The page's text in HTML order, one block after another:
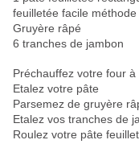
feuilletée facile
Gruyère râpé
6 tranches de jambon
Préchauffez votre four à
Etalez votre pâte
Parsemez de gruyère
Etalez vos tranches de
Roulez votre pâte